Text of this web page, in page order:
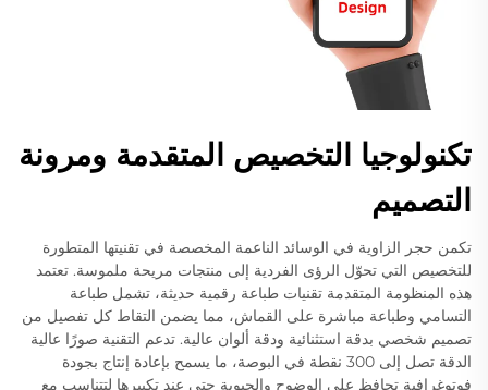
تكنولوجيا التخصيص المتقدمة ومرونة
التصميم
تكمن حجر الزاوية في الوسائد الناعمة المخصصة في تقنيتها المتطورة
للتخصيص التي تحوّل الرؤى الفردية إلى منتجات مريحة ملموسة. تعتمد
هذه المنظومة المتقدمة تقنيات طباعة رقمية حديثة، تشمل طباعة
التسامي وطباعة مباشرة على القماش، مما يضمن التقاط كل تفصيل من
تصميم شخصي بدقة استثنائية ودقة ألوان عالية. تدعم التقنية صورًا عالية
الدقة تصل إلى 300 نقطة في البوصة، ما يسمح بإعادة إنتاج بجودة
فوتوغرافية تحافظ على الوضوح والحيوية حتى عند تكبيرها لتتناسب مع